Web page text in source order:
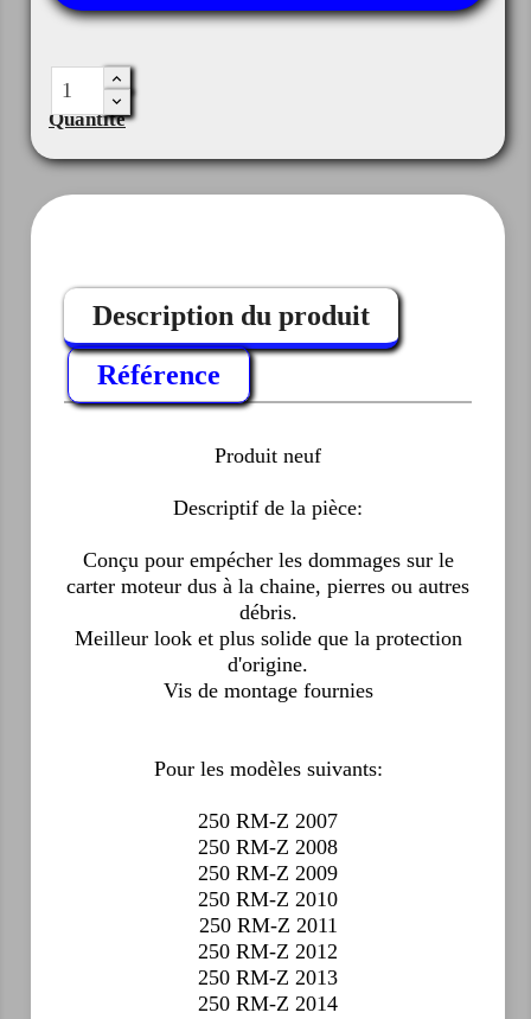
Quantité
Description du produit
Référence
Produit neuf
Descriptif de la pièce:
Conçu pour empécher les dommages sur le
carter moteur dus à la chaine, pierres ou autres
débris.
Meilleur look et plus solide que la protection
d'origine.
Vis de montage fournies
Pour les modèles suivants:
250 RM-Z 2007
250 RM-Z 2008
250 RM-Z 2009
250 RM-Z 2010
250 RM-Z 2011
250 RM-Z 2012
250 RM-Z 2013
250 RM-Z 2014